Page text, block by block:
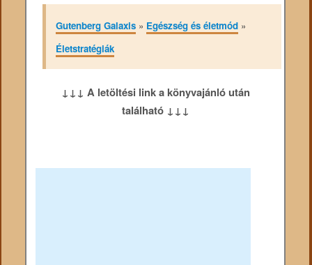
Gutenberg Galaxis» Egészség és életmód»
Életstratégiák
↓↓↓ A letöltési link a könyvajánló után
található ↓↓↓